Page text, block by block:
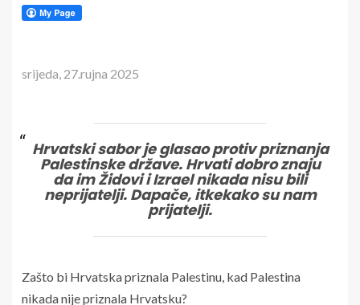
srijeda, 27.rujna 2025
Hrvatski sabor je glasao protiv priznanja
Palestinske države. Hrvati dobro znaju
da im Židovi i Izrael nikada nisu bili
neprijatelji. Dapače, itkekako su nam
prijatelji.
Zašto bi Hrvatska priznala Palestinu, kad Palestina
nikada nije priznala Hrvatsku?